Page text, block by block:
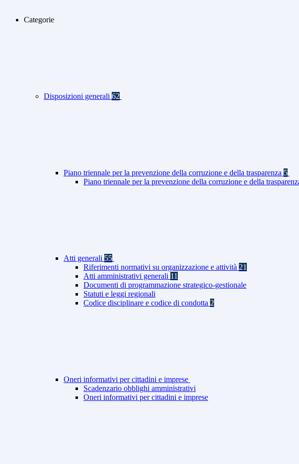
Categorie
Disposizioni generali 62
Piano triennale per la prevenzione della corruzione e della trasparenza 5
Piano triennale per la prevenzione della corruzione e della
Atti generali 55
Riferimenti normativi su organizzazione e attività 21
Atti amministrativi generali 11
Documenti di programmazione strategico-gestionale
Statuti e leggi regionali
Codice disciplinare e codice di condotta 2
Oneri informativi per cittadini e imprese
Scadenzario obblighi amministrativi
Oneri informativi per cittadini e imprese